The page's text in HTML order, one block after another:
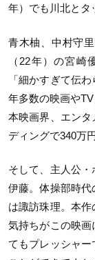
年）でも川北とタ
青木柚、中村守
（22年）の宮崎
「細かすぎて伝
年多数の映画や
本映画界、エン
ディングで340万
そして、主人公
伊藤。体操部時代
は諏訪珠理。本
気持ちがこの映
てもプレッシャー